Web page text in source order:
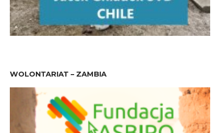
WOLONTARIAT – ZAMBIA